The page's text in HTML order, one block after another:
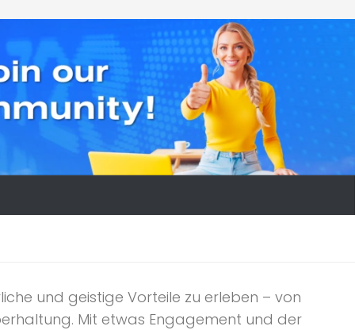
und geistige Vorteile zu erleben – von
Mit etwas Engagement und der